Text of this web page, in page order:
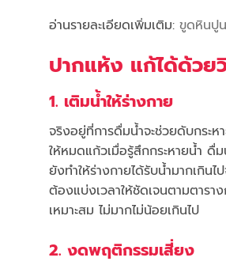
อ่านรายละเอียดเพิ่มเติม: ขูดหินปูน
ปากแห้ง แก้ได้ด้วย
1. เติมน้ำให้ร่างกาย
จริงอยู่ที่การดื่มน้ำจะช่วยดับกระ
ให้หมดแก้วเมื่อรู้สึกกระหายน้ำ ดื่
ยังทำให้ร่างกายได้รับน้ำมากเกิน
ต้องแบ่งเวลาให้ชัดเจนตามตาร
เหมาะสม ไม่มากไม่น้อยเกินไป
2. งดพฤติกรรมเสี่ยง